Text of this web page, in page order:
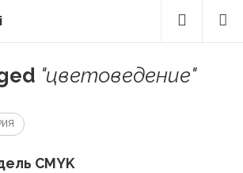
"цветоведение"
CMYK